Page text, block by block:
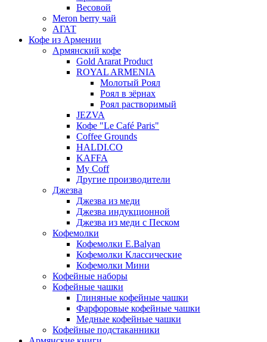
Весовой
Meron berry чай
АГАТ
Кофе из Армении
Армянский кофе
Gold Ararat Product
ROYAL ARMENIA
Молотый Роял
Роял в зёрнах
Роял растворимый
JEZVA
Кофе "Le Café Paris"
Coffee Grounds
HALDI.CO
KAFFA
My Coff
Другие производители
Джезва
Джезва из меди
Джезва индукционной
Джезва из меди с Песком
Кофемолки
Кофемолки E.Balyan
Кофемолки Классические
Кофемолки Мини
Кофейные наборы
Кофейные чашки
Глиняные кофейные чашки
Фарфоровые кофейные чашки
Медные кофейные чашки
Кофейные подстаканники